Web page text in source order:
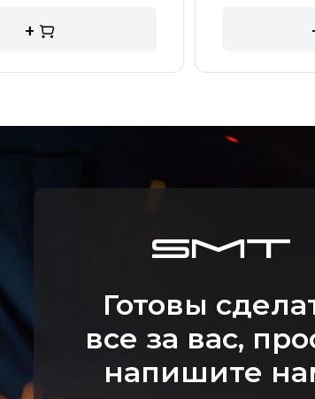
+
Готовы
все за вас,
напишите